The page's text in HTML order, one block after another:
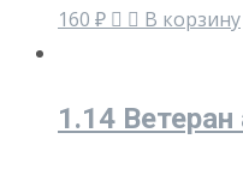
160 ₽ В корзину
1.14